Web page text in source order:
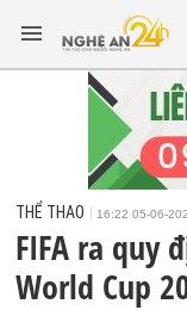
THỂ THAO 16:22 05-06-
FIFA ra quy
World Cup